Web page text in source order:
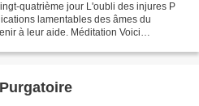
quatrième jour L'oubli des injures P
lamentables des âmes du
à leur aide. Méditation Voici